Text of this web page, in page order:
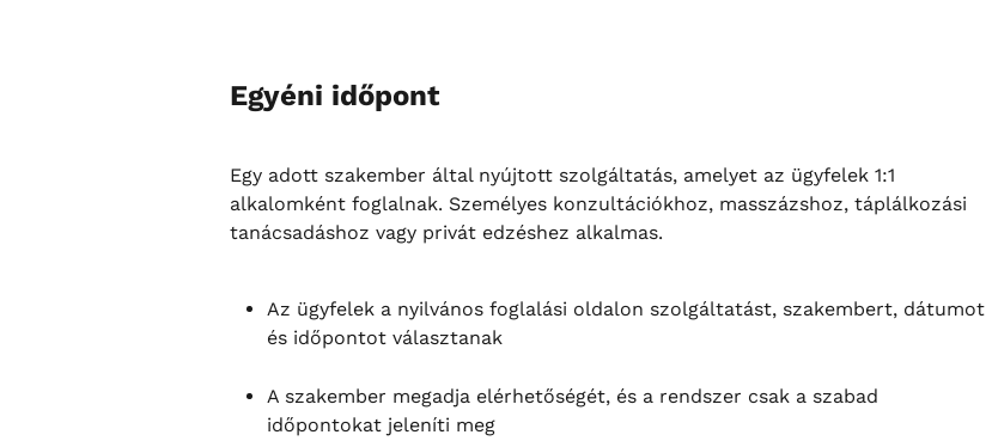
Egyéni időpont
Egy adott szakember által nyújtott szolgáltatás, amelyet az ügyfelek 1:1
alkalomként foglalnak. Személyes konzultációkhoz, masszázshoz, táplálkozási
tanácsadáshoz vagy privát edzéshez alkalmas.
Az ügyfelek a nyilvános foglalási oldalon szolgáltatást, szakembert, dátumot
és időpontot választanak
A szakember megadja elérhetőségét, és a rendszer csak a szabad
időpontokat jeleníti meg